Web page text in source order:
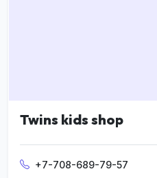
Twins kids shop
+7-708-689-79-57